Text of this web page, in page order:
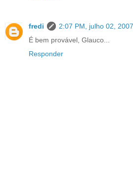
fredi
2:07 PM, julho 02, 2007
É bem provável, Glauco...
Responder